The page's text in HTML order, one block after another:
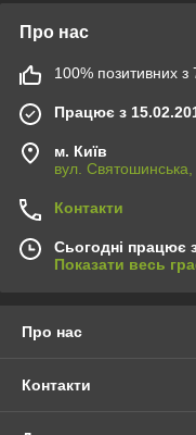
Про нас
100% позитивних з
Працює з
м. Київ
вул. Святошинська,
Контакти
Сьогодні працює
Показати весь
Про нас
Контакти